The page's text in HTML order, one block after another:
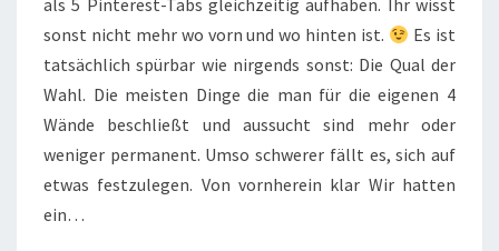
als 5 Pinterest-Tabs gleichzeitig aufhaben. Ihr wisst
sonst nicht mehr wo vorn und wo hinten ist.
Es ist
tatsächlich spürbar wie nirgends sonst: Die Qual der
Wahl. Die meisten Dinge die man für die eigenen 4
Wände beschließt und aussucht sind mehr oder
weniger permanent. Umso schwerer fällt es, sich auf
etwas festzulegen. Von vornherein klar Wir hatten
ein…